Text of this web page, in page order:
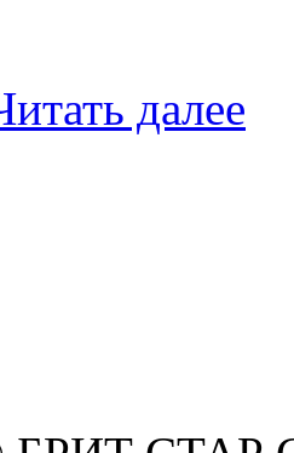
далее